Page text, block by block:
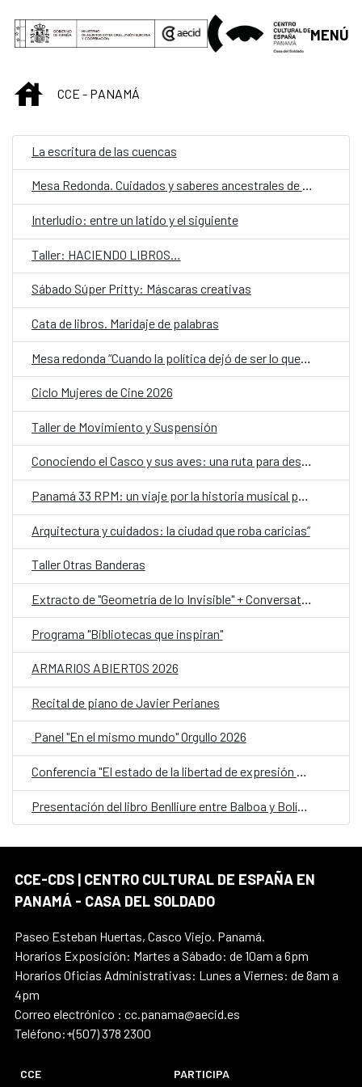
Saltar al contenido principal
MENÚ
INICIOCCE - PANAMÁ
La escritura de las cuencas
Mesa Redonda. Cuidados y saberes ancestrales de las mujeres en las comarcas indígenas en Panamá.
Interludio: entre un latido y el siguiente
Taller: HACIENDO LIBROS…
Sábado Súper Pritty: Máscaras creativas
Cata de libros. Maridaje de palabras
Mesa redonda “Cuando la política dejó de ser lo que era”
Ciclo Mujeres de Cine 2026
Taller de Movimiento y Suspensión
Conociendo el Casco y sus aves: una ruta para descubrir la biodiversidad urbana y reflexionar sobre el clima
Panamá 33 RPM: un viaje por la historia musical panameña, ahora en Portobelo
Arquitectura y cuidados: la ciudad que roba caricias”
Taller Otras Banderas
Extracto de "Geometría de lo Invisible" + Conversatorio y Taller
Programa "Bibliotecas que inspiran"
ARMARIOS ABIERTOS 2026
Recital de piano de Javier Perianes
Panel "En el mismo mundo" Orgullo 2026
Conferencia "El estado de la libertad de expresión en América Latina"
Presentación del libro Benlliure entre Balboa y Bolívar
CCE-CDS | CENTRO CULTURAL DE ESPAÑA EN
PANAMÁ - CASA DEL SOLDADO
Paseo Esteban Huertas, Casco Viejo. Panamá.
Horarios Exposición: Martes a Sábado: de 10am a 6pm
Horarios Oficias Administrativas: Lunes a Viernes: de 8am a
4pm
Correo electrónico : cc.panama@aecid.es
Teléfono:+(507) 378 2300
CCE
PARTICIPA